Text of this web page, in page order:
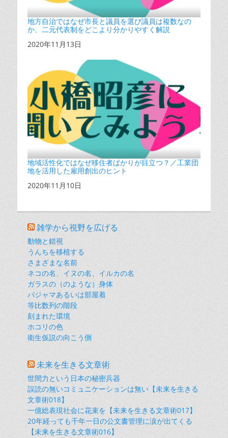
地方自治ではなぜ市長と議員を選び議員は複数なの
か、二元代表制をどこより分かりやすく解説
日付
2020年11月13日
地域活性化ではなぜ移住者ばかりが目立つ？／工業団
地を活用した雇用創出のヒント
日付
2020年11月10日
雑学から視野を広げる
動物と錯視
うんちを移植する
さまざまな名前
ネコの名、イヌの名、イルカの名
ガラスの（のような）身体
パジャマあるいは部屋着
等比数列の階段
刻まれた環境
ホコリの色
衛生仮説の向こう側
未来を生きる文章術
世間力という日本の秘密兵器
誤読の無いコミュニケーションは無い【未来を生きる
文章術018】
一億総表現社会に花束を【未来を生きる文章術017】
20年経っても千年一日の公文書管理に涙が出てくる
【未来を生きる文章術016】